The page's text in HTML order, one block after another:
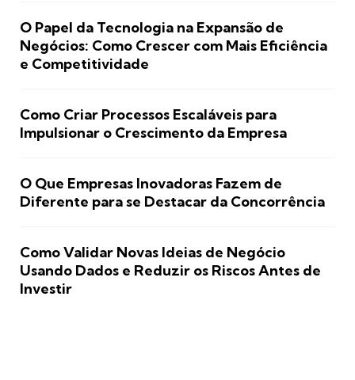
O Papel da Tecnologia na Expansão de
Negócios: Como Crescer com Mais Eficiência
e Competitividade
Como Criar Processos Escaláveis para
Impulsionar o Crescimento da Empresa
O Que Empresas Inovadoras Fazem de
Diferente para se Destacar da Concorrência
Como Validar Novas Ideias de Negócio
Usando Dados e Reduzir os Riscos Antes de
Investir